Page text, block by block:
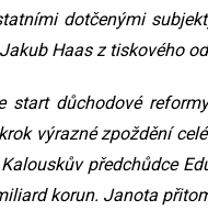
dotčenými
Haas z tiskového
start důchodové
výrazné zpoždění
předchůdce
korun. Janota